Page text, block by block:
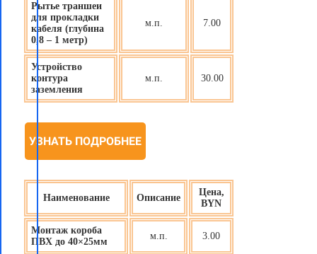
Рытье траншеи
для прокладки
кабеля (глубина
0,8 – 1 метр)
м.п. 7.00
Устройство
контура
заземления
м.п. 30.00
УЗНАТЬ ПОДРОБНЕЕ
Наименование Описание
Цена,
BYN
Монтаж короба
ПВХ до 40×25мм
м.п. 3.00